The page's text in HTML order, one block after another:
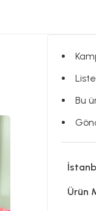
Bu
Ürün